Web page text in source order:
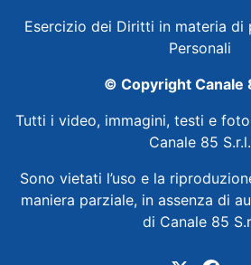
Esercizio dei Diritti in materia di
Personali
© Copyright Canale
Tutti i video, immagini, testi e
Canale 85 S.r.l.
Sono vietati l’uso e la
maniera parziale, in assenza di
di Canale 85